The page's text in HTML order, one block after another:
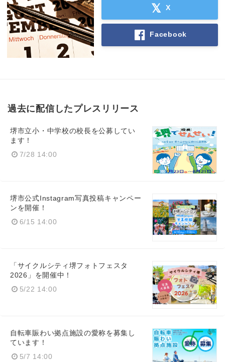
X
Facebook
過去に配信したプレスリリース
堺市立小・中学校の校長を公募してい
ます！
7/28 14:00
堺市公式Instagram写真投稿キャンペー
ンを開催！
6/15 14:00
「サイクルシティ堺フォトフェスタ
2026」を開催中！
5/22 14:00
自転車賑わい拠点施設の愛称を募集し
ています！
5/7 14:00